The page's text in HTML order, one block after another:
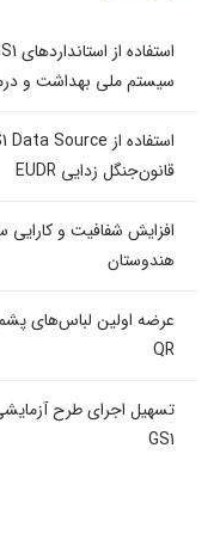
سیستم ملی بهداشت و
قانون‌جنگل زدایی EUDR
افزایش شفافیت و کارایی
هندوستان
عرضه اولین لباس‌های
QR
GS1